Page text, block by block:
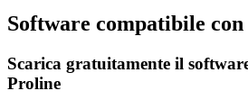
Software compatibile
Scarica gratuitamente il
Proline